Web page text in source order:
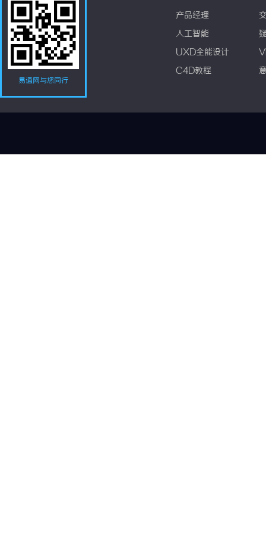
易通网与您同行
产品经理
人工智能
UXD全能设计
C4D教程